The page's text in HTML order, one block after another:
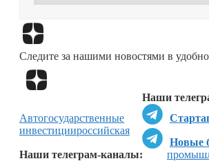
Следите за нашими новостями в
Наши
Новые
Наши телеграм-каналы:
Автогосударственные
инвестициироссийская